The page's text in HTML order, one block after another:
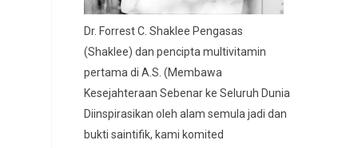
Dr. Forrest C. Shaklee Pengasas
(Shaklee) dan pencipta multivitamin
pertama di A.S. (Membawa
Kesejahteraan Sebenar ke Seluruh Dunia
Diinspirasikan oleh alam semula jadi dan
bukti saintifik, kami komited